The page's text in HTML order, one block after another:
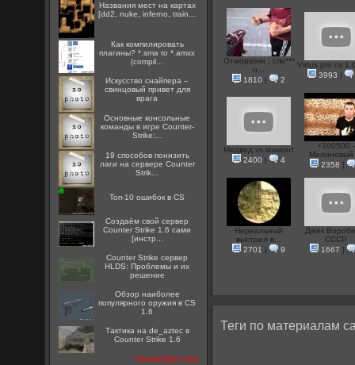
Названия мест на картах
[dd2, nuke, inferno, train...
Как компилировать
плагины? *.sma to *.amxx
(compil...
Искусство снайпера –
свинцовый привет для
врага
Основные консольные
команды в игре Counter-
Strike:...
19 способов понизить
лаги на сервере Counter
Strik...
Топ-10 ошибок в CS
Создаём свой сервер
Counter Strike 1.6 сами
[инстр...
Counter Strike сервер
HLDS: Проблемы и их
решение
Обзор наиболее
популярного оружия в CS
1.6
Тактика на de_aztec в
Counter Strike 1.6
посмотреть все
Отморозки , спи***
н...
1810 | 2
Virtus.pro cs
3993 |
Медвед vs мамонт
2400 | 4
+100500 -
Малиновый
2358 |
Нереальный
выстрел в...
2701 | 9
Джек
СССР
1667 |
Теги по материалам